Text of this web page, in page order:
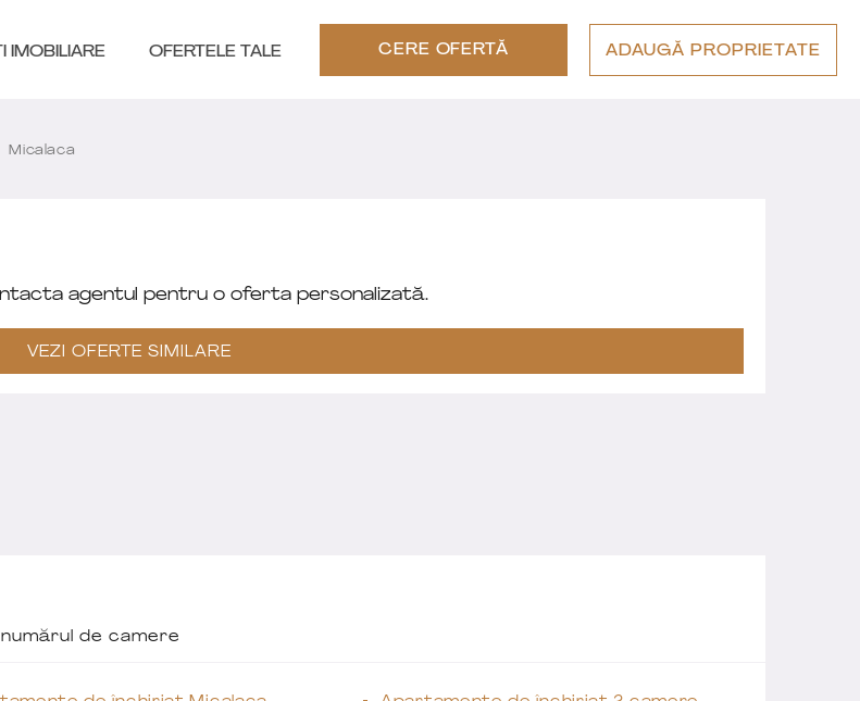
IMOBILIARE OFERTELE TALE CERE OFERTĂ ADAUGĂ PROPRIETATE
Micalaca
agentul pentru o oferta personalizată.
VEZI OFERTE SIMILARE
de camere